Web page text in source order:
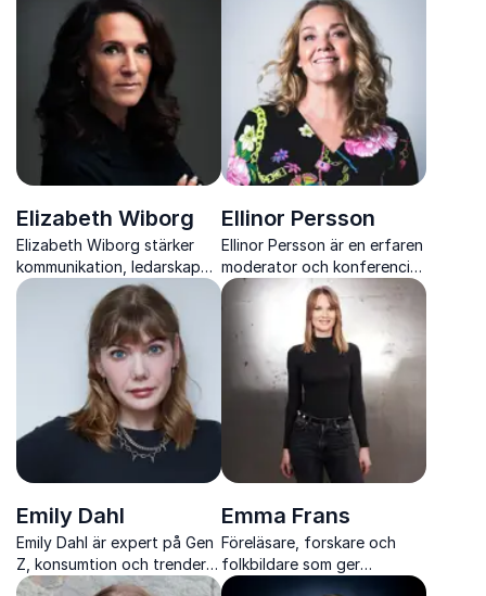
igenkänning lyfter varje
event till nya nivåer
storytelling och
presentationsteknik
Elizabeth Wiborg
Elizabeth Wiborg stärker
kommunikation, ledarskap
och samarbete med insikter
från terapi, mental träning
och verkliga möten med
Ellinor Persson
Ellinor Persson är en erfaren
moderator och konferencier
som med trygghet,
nyfikenhet och
professionalism leder event,
debatter och samtal
Emily Dahl
Emily Dahl är expert på Gen
Z, konsumtion och trender
och ger skarpa insikter om
Emma Frans
Föreläsare, forskare och
folkbildare som ger
konkreta verktyg för kritiskt